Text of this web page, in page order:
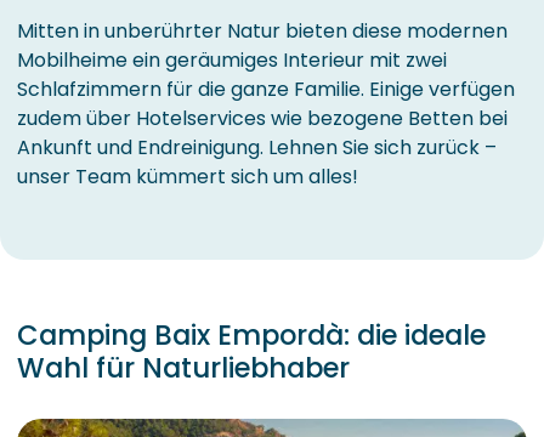
Mitten in unberührter Natur bieten diese modernen
Mobilheime ein geräumiges Interieur mit zwei
Schlafzimmern für die ganze Familie. Einige verfügen
zudem über Hotelservices wie bezogene Betten bei
Ankunft und Endreinigung. Lehnen Sie sich zurück –
unser Team kümmert sich um alles!
Camping Baix Empordà: die ideale
Wahl für Naturliebhaber